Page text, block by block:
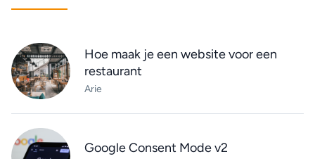
Hoe maak je een website voor een
restaurant
Arie
Google Consent Mode v2